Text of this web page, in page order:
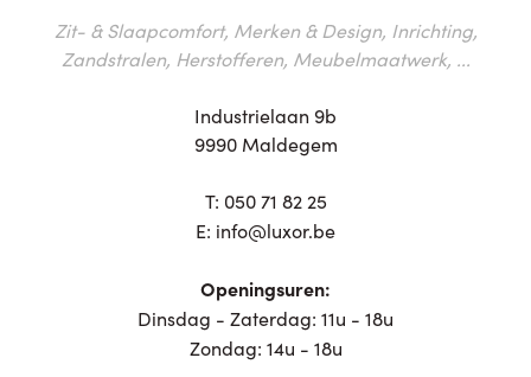
Zit- & Slaapcomfort, Merken & Design, Inrichting,
Zandstralen, Herstofferen, Meubelmaatwerk, ...
Industrielaan 9b
9990 Maldegem
T: 050 71 82 25
E: info@luxor.be
Openingsuren:
Dinsdag - Zaterdag: 11u - 18u
Zondag: 14u - 18u